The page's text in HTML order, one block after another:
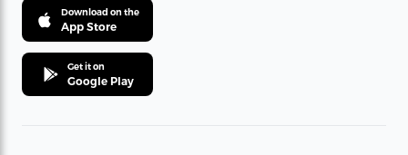
Download on the
App Store
Get it on
Google Play